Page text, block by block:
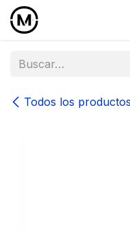
Ir al contenido
Todos los productos